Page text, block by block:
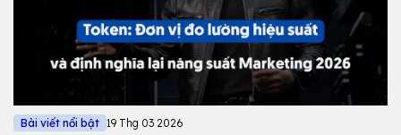
Bài viết nổi bật 19 Thg 03 2026